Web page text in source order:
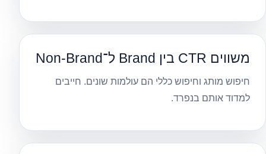
משווים CTR בין Brand ל־Non-Brand
חיפוש מותג וחיפוש כללי הם עולמות שונים. חייבים
למדוד אותם בנפרד.